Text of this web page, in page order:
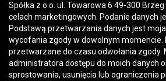
Spółka z o.o. ul. Towarowa 6 49-300
celach marketingowych. Podanie danych
Podstawą przetwarzania danych jest
wycofania zgody w dowolnym momencie.
przetwarzane do czasu odwołania zgody.
administratora dostępu do moich danych
sprostowania, usunięcia lub ograniczenia